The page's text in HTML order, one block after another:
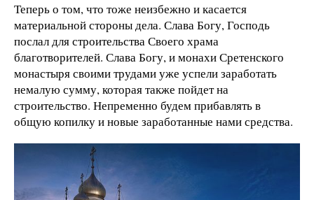
Теперь о том, что тоже неизбежно и касается
материальной стороны дела. Слава Богу, Господь
послал для строительства Своего храма
благотворителей. Слава Богу, и монахи Сретенского
монастыря своими трудами уже успели заработать
немалую сумму, которая также пойдет на
строительство. Непременно будем прибавлять в
общую копилку и новые заработанные нами средства.